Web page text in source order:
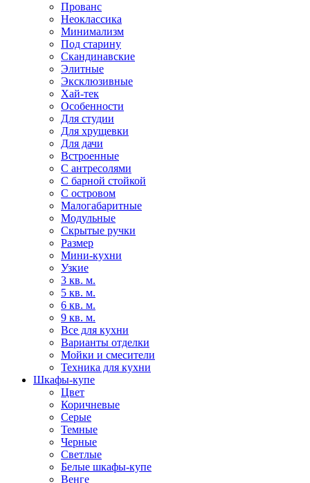
Прованс
Неоклассика
Минимализм
Под старину
Скандинавские
Элитные
Эксклюзивные
Хай-тек
Особенности
Для студии
Для хрущевки
Для дачи
Встроенные
С антресолями
С барной стойкой
С островом
Малогабаритные
Модульные
Скрытые ручки
Размер
Мини-кухни
Узкие
3 кв. м.
5 кв. м.
6 кв. м.
9 кв. м.
Все для кухни
Варианты отделки
Мойки и смесители
Техника для кухни
Шкафы-купе
Цвет
Коричневые
Серые
Темные
Черные
Светлые
Белые шкафы-купе
Венге